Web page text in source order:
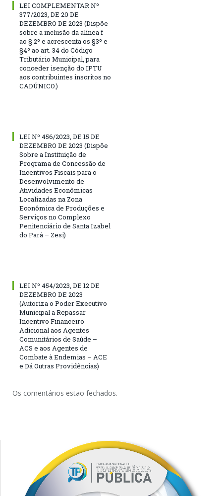
LEI COMPLEMENTAR Nº
377/2023, DE 20 DE
DEZEMBRO DE 2023 (Dispõe
sobre a inclusão da alínea f
ao § 2º e acrescenta os §3º e
§4º ao art. 34 do Código
Tributário Municipal, para
conceder isenção do IPTU
aos contribuintes inscritos no
CADÚNICO.)
LEI Nº 456/2023, DE 15 DE
DEZEMBRO DE 2023 (Dispõe
Sobre a Instituição de
Programa de Concessão de
Incentivos Fiscais para o
Desenvolvimento de
Atividades Econômicas
Localizadas na Zona
Econômica de Produções e
Serviços no Complexo
Penitenciário de Santa Izabel
do Pará – Zesi)
LEI Nº 454/2023, DE 12 DE
DEZEMBRO DE 2023
(Autoriza o Poder Executivo
Municipal a Repassar
Incentivo Financeiro
Adicional aos Agentes
Comunitários de Saúde –
ACS e aos Agentes de
Combate à Endemias – ACE
e Dá Outras Providências)
Os comentários estão fechados.